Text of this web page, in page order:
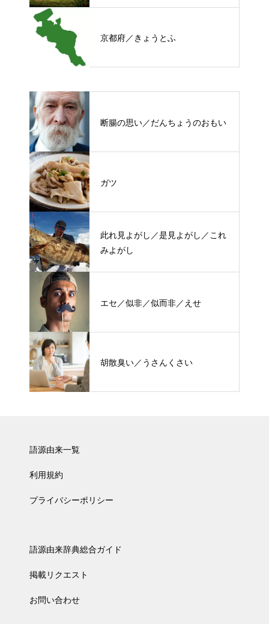
京都府／きょうとふ
断腸の思い／だんちょうのおもい
ガツ
此れ見よがし／是見よがし／これ
みよがし
エセ／似非／似而非／えせ
胡散臭い／うさんくさい
語源由来一覧
利用規約
プライバシーポリシー
語源由来辞典総合ガイド
掲載リクエスト
お問い合わせ